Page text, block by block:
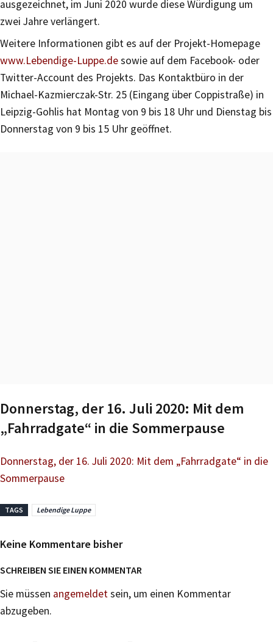
ausgezeichnet, im Juni 2020 wurde diese Würdigung um
zwei Jahre verlängert.
Weitere Informationen gibt es auf der Projekt-Homepage
www.Lebendige-Luppe.desowie auf dem Facebook- oder
Twitter-Account des Projekts. Das Kontaktbüro in der
Michael-Kazmierczak-Str. 25 (Eingang über Coppistraße) in
Leipzig-Gohlis hat Montag von 9 bis 18 Uhr und Dienstag bis
Donnerstag von 9 bis 15 Uhr geöffnet.
Donnerstag, der 16. Juli 2020: Mit dem
„Fahrradgate“ in die Sommerpause
Donnerstag, der 16. Juli 2020: Mit dem „Fahrradgate“ in die
Sommerpause
TAGS Lebendige Luppe
Keine Kommentare bisher
SCHREIBEN SIE EINEN KOMMENTAR
Sie müssen angemeldetsein, um einen Kommentar
abzugeben.